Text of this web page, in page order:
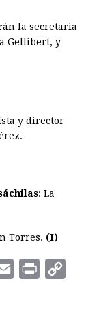
la secretaria
Gellibert, y
y director
: La
Torres. (I)